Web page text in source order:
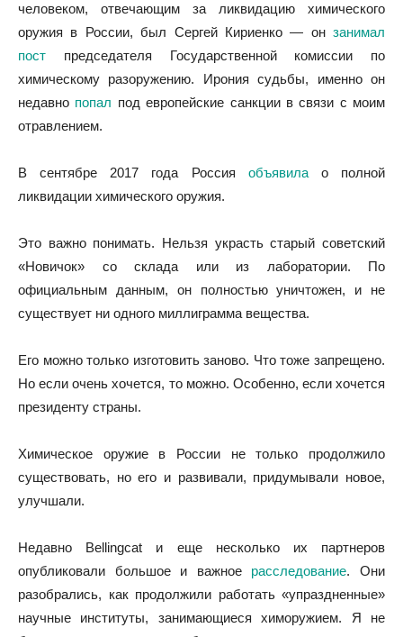
человеком, отвечающим за ликвидацию химического
оружия в России, был Сергей Кириенко — он занимал
пост председателя Государственной комиссии по
химическому разоружению. Ирония судьбы, именно он
недавно попал под европейские санкции в связи с моим
отравлением.
В сентябре 2017 года Россия объявилао полной
ликвидации химического оружия.
Это важно понимать. Нельзя украсть старый советский
«Новичок» со склада или из лаборатории. По
официальным данным, он полностью уничтожен, и не
существует ни одного миллиграмма вещества.
Его можно только изготовить заново. Что тоже запрещено.
Но если очень хочется, то можно. Особенно, если хочется
президенту страны.
Химическое оружие в России не только продолжило
существовать, но его и развивали, придумывали новое,
улучшали.
Недавно Bellingcat и еще несколько их партнеров
опубликовали большое и важное расследование. Они
разобрались, как продолжили работать «упраздненные»
научные институты, занимающиеся химоружием. Я не